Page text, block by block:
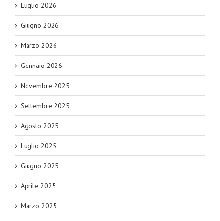
Luglio 2026
Giugno 2026
Marzo 2026
Gennaio 2026
Novembre 2025
Settembre 2025
Agosto 2025
Luglio 2025
Giugno 2025
Aprile 2025
Marzo 2025